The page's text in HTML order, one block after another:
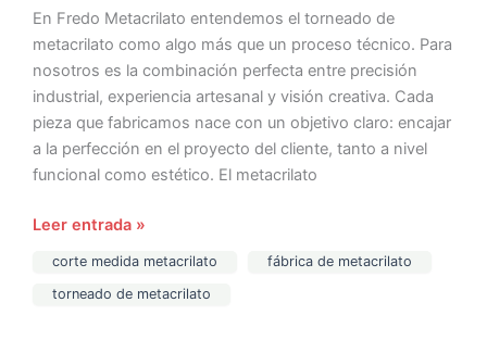
En Fredo Metacrilato entendemos el torneado de
metacrilato como algo más que un proceso técnico. Para
nosotros es la combinación perfecta entre precisión
industrial, experiencia artesanal y visión creativa. Cada
pieza que fabricamos nace con un objetivo claro: encajar
a la perfección en el proyecto del cliente, tanto a nivel
funcional como estético. El metacrilato
Leer entrada »
corte medida metacrilato
fábrica de metacrilato
torneado de metacrilato